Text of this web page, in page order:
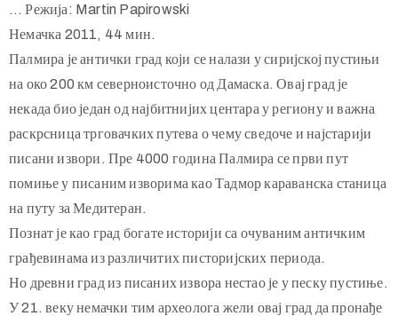
… Режија: Martin Papirowski
Немачка 2011, 44 мин.
Палмира је антички град који се налази у сиријској пустињи
на око 200 км северноисточно од Дамаска. Овај град је
некада био један од најбитнијих центара у региону и важна
раскрсница трговачких путева о чему сведоче и најстарији
писани извори. Пре 4000 година Палмира се први пут
помиње у писаним изворима као Тадмор караванска станица
на путу за Медитеран.
Познат је као град богате историји са очуваним античким
грађевинама из различитих писторијских периода.
Но древни град из писаних извора нестао је у песку пустиње.
У 21. веку немачки тим археолога жели овај град да пронађе